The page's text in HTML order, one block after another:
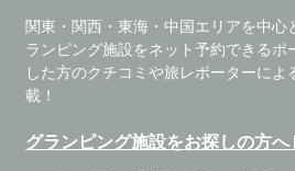
関東・関西・東海・中国エリアを中心
ランピング施設をネット予約できるポ
した方のクチコミや旅レポーターによ
載！
グランピング施設をお探しの方へ